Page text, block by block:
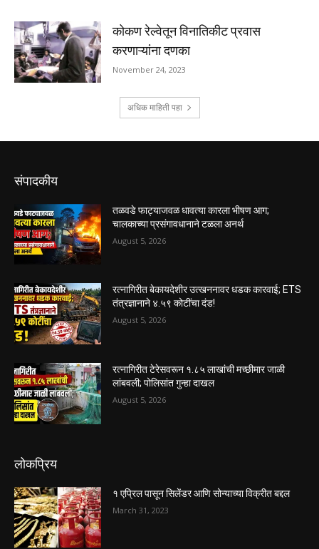
संपादकीय
तळवडे फाट्याजवळ धावत्या कारला भीषण आग;
चालकाच्या प्रसंगावधानाने टळला अनर्थ
August 5, 2026
रत्नागिरीत बेकायदेशीर उत्खननावर धडक कारवाई; ETS
तंत्रज्ञानाने ४.५९ कोटींचा दंड!
August 5, 2026
रत्नागिरीत टेरेसवरून १.८५ लाखांची मच्छीमार जाळी
लांबवली; पोलिसांत गुन्हा दाखल
August 5, 2026
लोकप्रिय
१ एप्रिल पासून सिलेंडर आणि सोन्याच्या विक्रीत बद्दल
March 31, 2023